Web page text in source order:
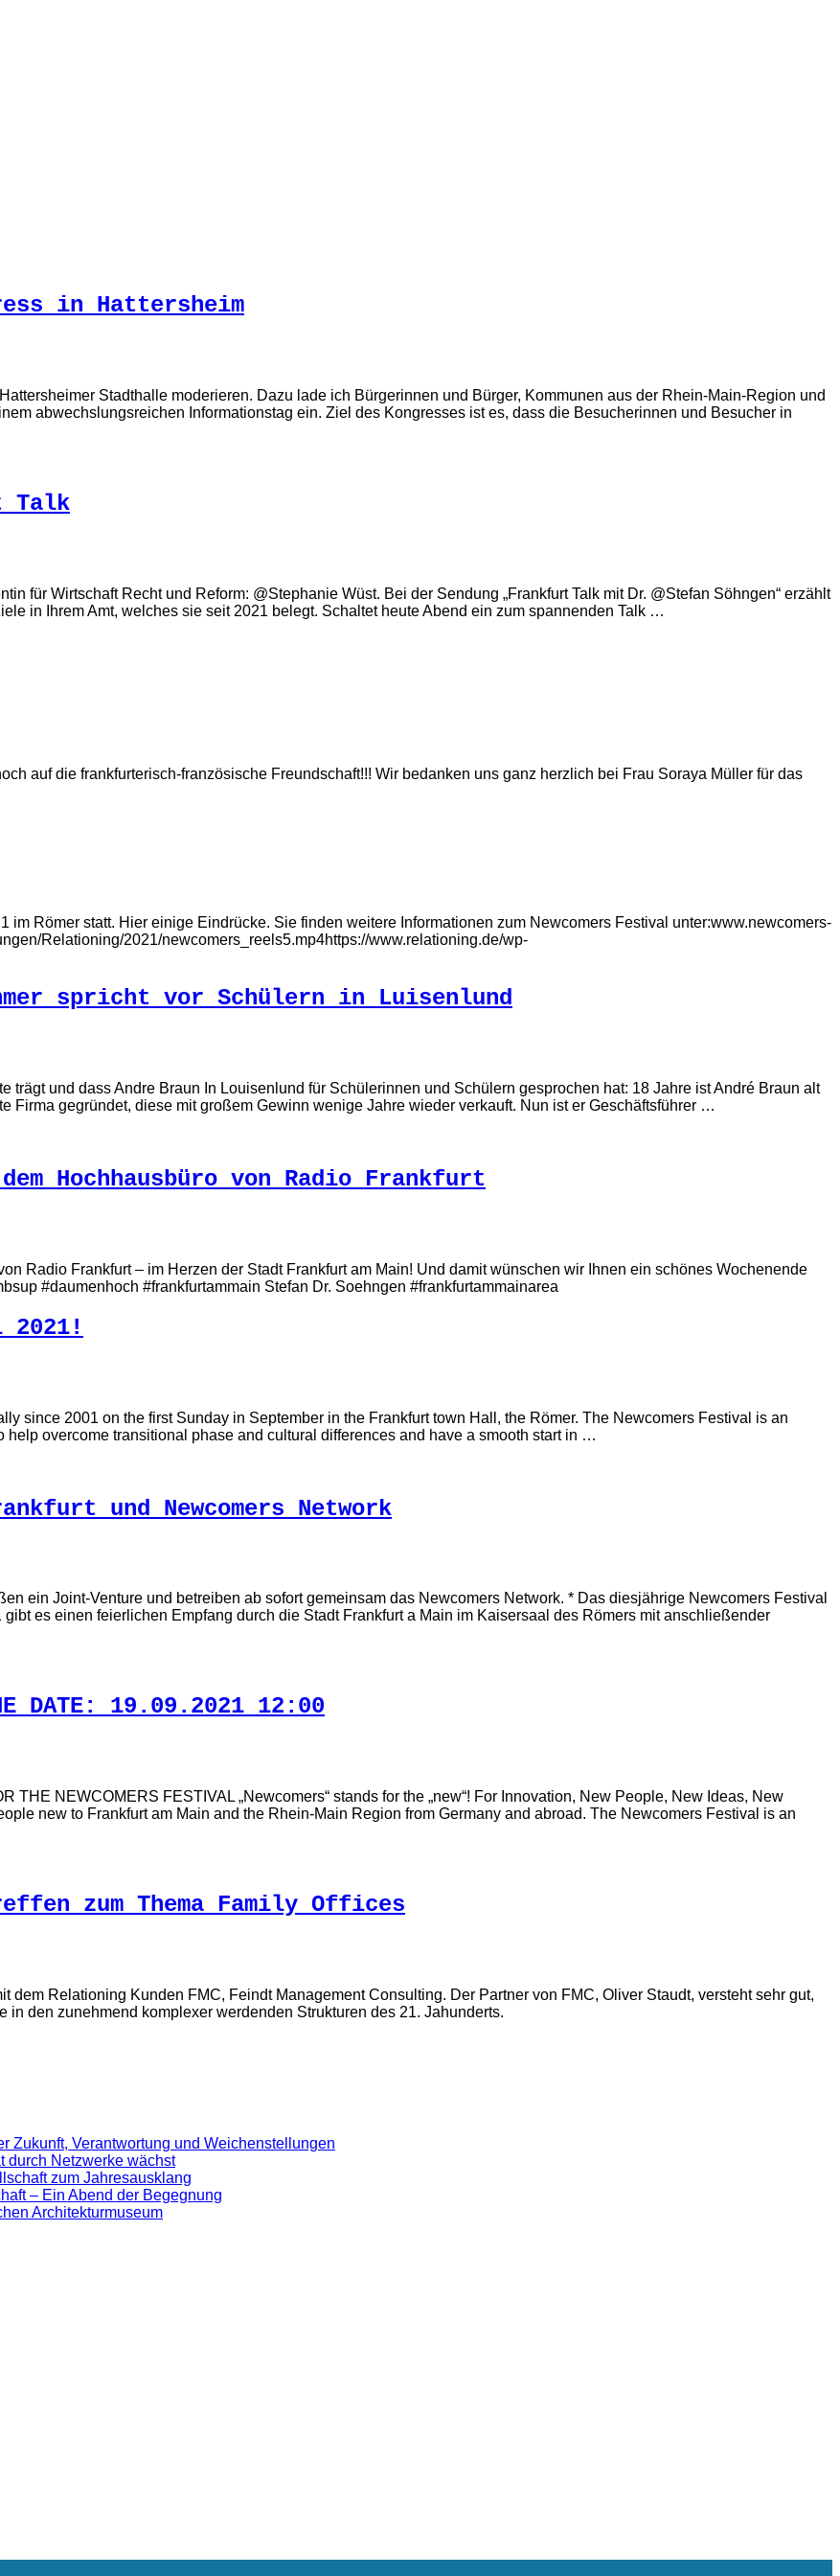
in Hattersheim
Stadthalle moderieren. Dazu lade ich Bürgerinnen und Bürger, Kommunen aus der Rhein-Main-Region und
abwechslungsreichen Informationstag ein. Ziel des Kongresses ist es, dass die Besucherinnen und Besucher in
Talk
für Wirtschaft Recht und Reform: @Stephanie Wüst. Bei der Sendung „Frankfurt Talk mit Dr. @Stefan Söhngen“ erzählt
in Ihrem Amt, welches sie seit 2021 belegt. Schaltet heute Abend ein zum spannenden Talk …
auf die frankfurterisch-französische Freundschaft!!! Wir bedanken uns ganz herzlich bei Frau Soraya Müller für das
im Römer statt. Hier einige Eindrücke. Sie finden weitere Informationen zum Newcomers Festival unter:www.newcomers-
Relationing/2021/newcomers_reels5.mp4https://www.relationing.de/wp-
spricht vor Schülern in Luisenlund
trägt und dass Andre Braun In Louisenlund für Schülerinnen und Schülern gesprochen hat: 18 Jahre ist André Braun alt
Firma gegründet, diese mit großem Gewinn wenige Jahre wieder verkauft. Nun ist er Geschäftsführer …
Hochhausbüro von Radio Frankfurt
Radio Frankfurt – im Herzen der Stadt Frankfurt am Main! Und damit wünschen wir Ihnen ein schönes Wochenende
#daumenhoch #frankfurtammain Stefan Dr. Soehngen #frankfurtammainarea
2021!
since 2001 on the first Sunday in September in the Frankfurt town Hall, the Römer. The Newcomers Festival is an
overcome transitional phase and cultural differences and have a smooth start in …
und Newcomers Network
ein Joint-Venture und betreiben ab sofort gemeinsam das Newcomers Network. * Das diesjährige Newcomers Festival
es einen feierlichen Empfang durch die Stadt Frankfurt a Main im Kaisersaal des Römers mit anschließender
DATE: 19.09.2021 12:00
THE NEWCOMERS FESTIVAL „Newcomers“ stands for the „new“! For Innovation, New People, New Ideas, New
new to Frankfurt am Main and the Rhein-Main Region from Germany and abroad. The Newcomers Festival is an
zum Thema Family Offices
dem Relationing Kunden FMC, Feindt Management Consulting. Der Partner von FMC, Oliver Staudt, versteht sehr gut,
den zunehmend komplexer werdenden Strukturen des 21. Jahunderts.
Zukunft, Verantwortung und Weichenstellungen
durch Netzwerke wächst
zum Jahresausklang
– Ein Abend der Begegnung
Architekturmuseum